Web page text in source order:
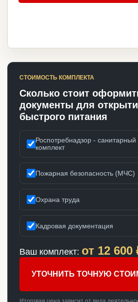
СТОИМОСТЬ КОМПЛЕКТА
Сколько стоит
документы для
быстрого питания
Роспотребнадзор - санитарный
комплект
Пожарная безопасность (МЧС)
Охрана труда
Кадровая документация
Ваш комплект: от 12 600
УТОЧНИТЬ ТОЧНУЮ